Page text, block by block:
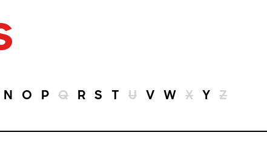
N O P Q R S T U V W X Y Z